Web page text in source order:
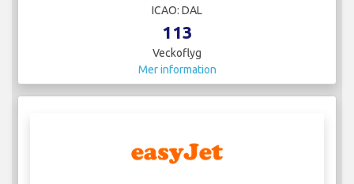
ICAO: DAL
113
Veckoflyg
Mer information